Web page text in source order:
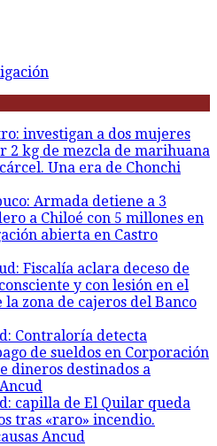
investigan a dos mujeres
2 kg de mezcla de marihuana
Una era de Chonchi
Armada detiene a 3
a Chiloé con 5 millones en
abierta en Castro
Fiscalía aclara deceso de
y con lesión en el
zona de cajeros del Banco
Contraloría detecta
de sueldos en Corporación
dineros destinados a
Ancud
capilla de El Quilar queda
tras «raro» incendio.
Ancud